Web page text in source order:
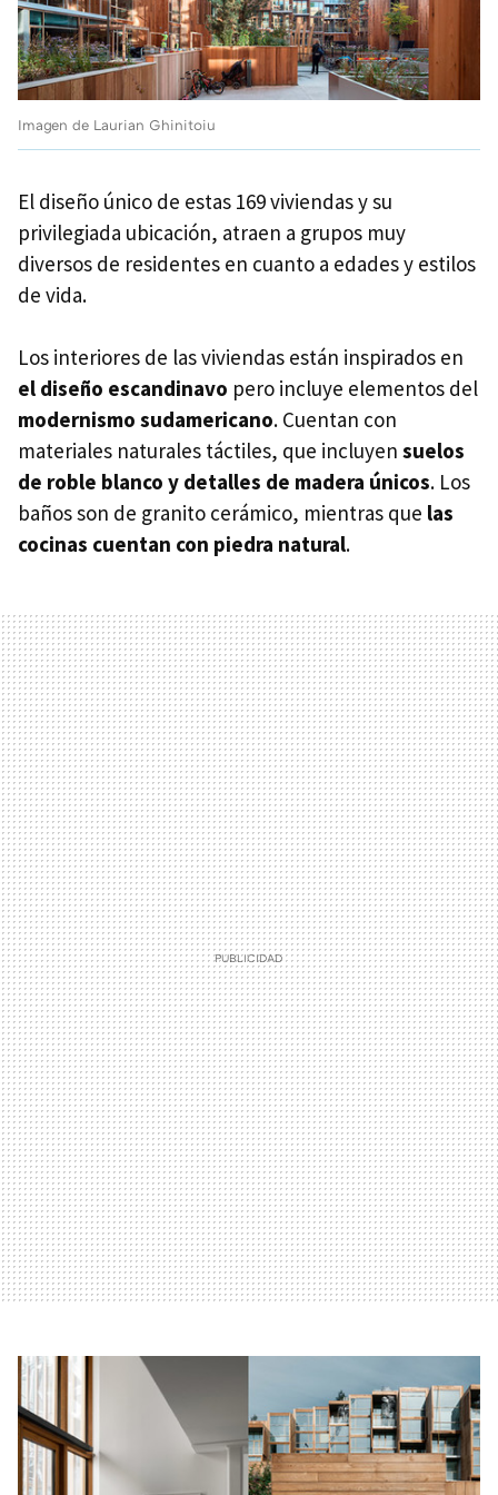
Imagen de Laurian Ghinitoiu
El diseño único de estas 169 viviendas y su
privilegiada ubicación, atraen a grupos muy
diversos de residentes en cuanto a edades y estilos
de vida.
Los interiores de las viviendas están inspirados en
el diseño escandinavo pero incluye elementos del
modernismo sudamericano. Cuentan con
materiales naturales táctiles, que incluyen suelos
de roble blanco y detalles de madera únicos. Los
baños son de granito cerámico, mientras que las
cocinas cuentan con piedra natural.